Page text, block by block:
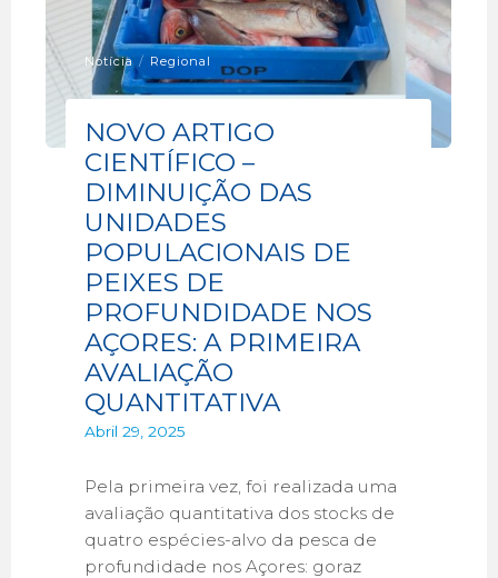
Notícia / Regional
NOVO ARTIGO
CIENTÍFICO –
DIMINUIÇÃO DAS
UNIDADES
POPULACIONAIS DE
PEIXES DE
PROFUNDIDADE NOS
AÇORES: A PRIMEIRA
AVALIAÇÃO
QUANTITATIVA
Abril 29, 2025
Pela primeira vez, foi realizada uma
avaliação quantitativa dos stocks de
quatro espécies-alvo da pesca de
profundidade nos Açores: goraz